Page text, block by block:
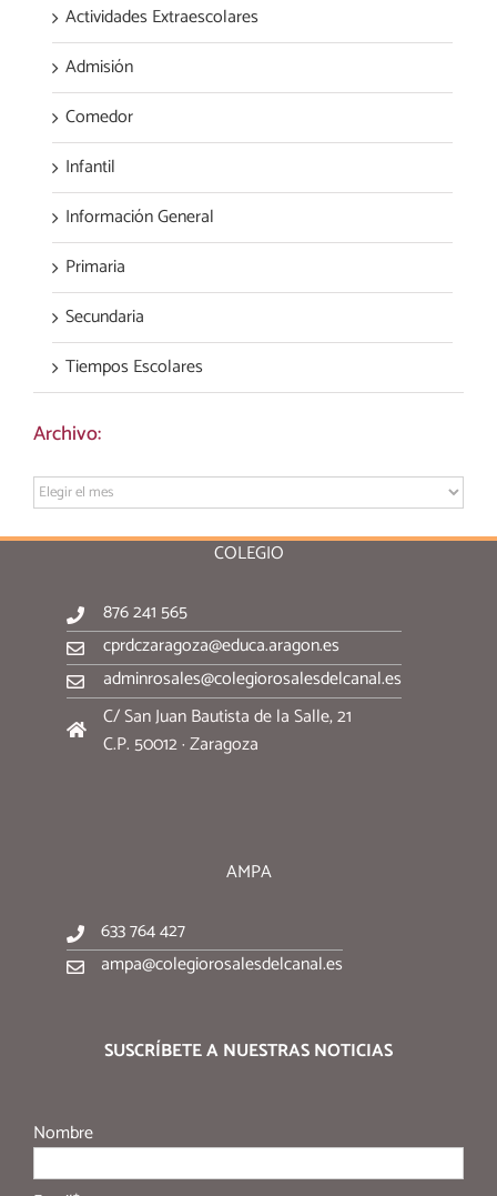
Actividades Extraescolares
Admisión
Comedor
Infantil
Información General
Primaria
Secundaria
Tiempos Escolares
Archivo:
Archivo:
COLEGIO
876 241 565
cprdczaragoza@educa.aragon.es
adminrosales@colegiorosalesdelcanal.es
C/ San Juan Bautista de la Salle, 21
C.P. 50012 · Zaragoza
AMPA
633 764 427
ampa@colegiorosalesdelcanal.es
SUSCRÍBETE A NUESTRAS NOTICIAS
Nombre